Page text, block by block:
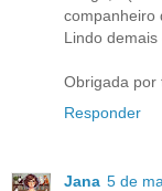
companheiro
Lindo demais
Obrigada por
Responder
Jana 5 de